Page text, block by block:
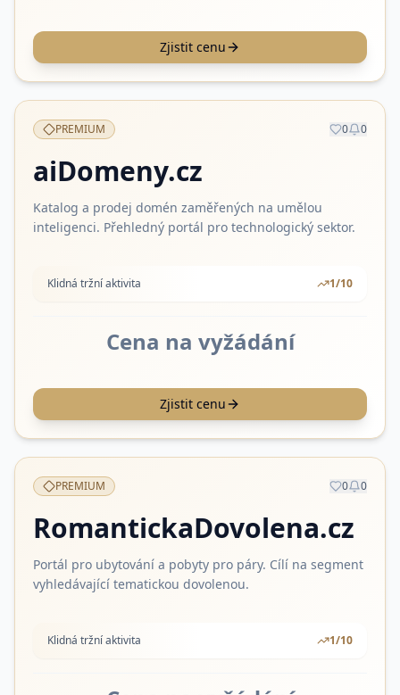
Zjistit cenu
PREMIUM 0 0
aiDomeny.cz
Katalog a prodej domén zaměřených na umělou
inteligenci. Přehledný portál pro technologický sektor.
Klidná tržní aktivita 1/10
Cena na vyžádání
Zjistit cenu
PREMIUM 0 0
RomantickaDovolena.cz
Portál pro ubytování a pobyty pro páry. Cílí na segment
vyhledávající tematickou dovolenou.
Klidná tržní aktivita 1/10